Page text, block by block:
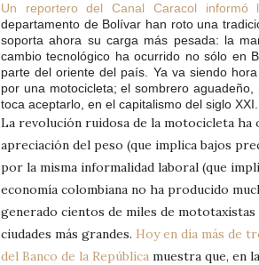
Un reportero del Canal Caracol informó
departamento de Bolívar han roto una
soporta ahora su carga más pesada: la
cambio tecnológico ha ocurrido no sólo en
parte del oriente del país. Ya va siendo
por una motocicleta; el sombrero
toca aceptarlo, en el capitalismo del siglo XXI.
La revolución ruidosa de la motocicleta ha
apreciación del peso (que implica bajos
por la misma informalidad laboral (que
economía colombiana no ha producido
generado cientos de miles de
ciudades más grandes. Hoy en día más de
del Banco de la República muestra que, en